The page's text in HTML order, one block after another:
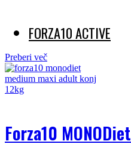
FORZA10 ACTIVE
Preberi več
Forza10